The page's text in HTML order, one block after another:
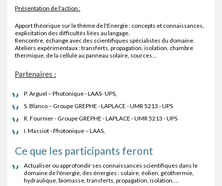
Présentation de l'action :
Apport théorique sur le thème de l'Energie : concepts et connaissances,
explicitation des difficultés liées au langage.
Rencontre, échange avec des scientifiques spécialistes du domaine.
Ateliers expérimentaux : transferts, propagation, isolation, chambre
thermique, de la cellule au panneau solaire, sources...
Partenaires :
P. Arguel – Photonique - LAAS- UPS,
S. Blanco – Groupe GREPHE - LAPLACE - UMR 5213 - UPS
R. Fournier - Groupe GREPHE - LAPLACE - UMR 5213 - UPS
I. Massiot - Photonique – LAAS,
Ce que les participants feront
Actualiser ou approfondir ses connaissances scientifiques dans le
domaine de l'énergie, des énergies : solaire, éolien, géothermie,
hydraulique, biomasse, transferts, propagation, isolation….